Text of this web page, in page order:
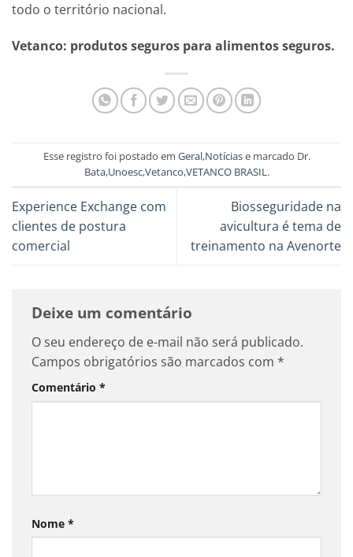
todo o território nacional.
Vetanco: produtos seguros para alimentos seguros.
Esse registro foi postado em Geral,Notíciase marcado Dr.
Bata,Unoesc,Vetanco,VETANCO BRASIL.
Experience Exchange com
clientes de postura
comercial
Biosseguridade na
avicultura é tema de
treinamento na Avenorte
Deixe um comentário
O seu endereço de e-mail não será publicado.
Campos obrigatórios são marcados com *
Comentário *
Nome *